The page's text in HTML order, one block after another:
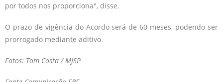
por todos nos proporciona", disse.
O prazo de vigência do Acordo será de 60 meses, podendo ser
prorrogado mediante aditivo.
Fotos: Tom Costa / MJSP